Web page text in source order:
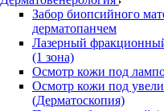
Забор биопсийного
дерматопанчем
Лазерный
(1 зона)
Осмотр кожи под
Осмотр кожи под
(Дерматоскопия)